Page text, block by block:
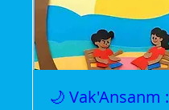
🌙 Vak'Ansanm :